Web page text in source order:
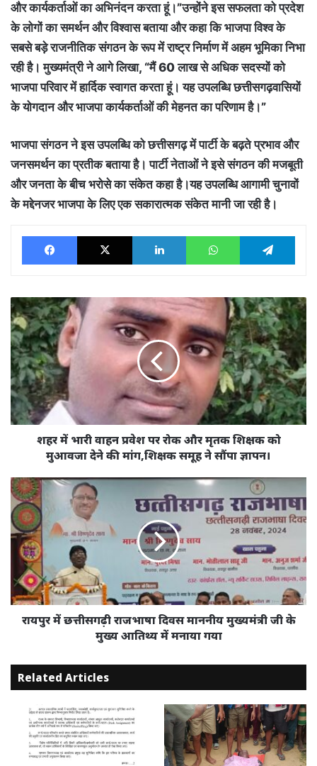
और कार्यकर्ताओं का अभिनंदन करता हूं।”उन्होंने इस सफलता को प्रदेश
के लोगों का समर्थन और विश्वास बताया और कहा कि भाजपा विश्व के
सबसे बड़े राजनीतिक संगठन के रूप में राष्ट्र निर्माण में अहम भूमिका निभा
रही है। मुख्यमंत्री ने आगे लिखा, “मैं 60 लाख से अधिक सदस्यों को
भाजपा परिवार में हार्दिक स्वागत करता हूं। यह उपलब्धि छत्तीसगढ़वासियों
के योगदान और भाजपा कार्यकर्ताओं की मेहनत का परिणाम है।”
भाजपा संगठन ने इस उपलब्धि को छत्तीसगढ़ में पार्टी के बढ़ते प्रभाव और
जनसमर्थन का प्रतीक बताया है। पार्टी नेताओं ने इसे संगठन की मजबूती
और जनता के बीच भरोसे का संकेत कहा है।यह उपलब्धि आगामी चुनावों
के मद्देनजर भाजपा के लिए एक सकारात्मक संकेत मानी जा रही है।
Facebook X LinkedIn WhatsApp
शहर
में
भारी
वाहन
प्रवेश
पर
रोक
और
मृतक
देने
की
मांग,शिक्षक
समूह
ने
सौंपा
ज्ञापन।
शहर में भारी वाहन प्रवेश पर रोक और मृतक शिक्षक को
मुआवजा देने की मांग,शिक्षक समूह ने सौंपा ज्ञापन।
रायपुर
में
छत्तीसगढ़ी
राजभाषा
दिवस
माननीय
मुख्यमंत्री
जी
के
मुख्य
मनाया
गया
रायपुर में छत्तीसगढ़ी राजभाषा दिवस माननीय मुख्यमंत्री जी के
मुख्य आतिथ्य में मनाया गया
Related Articles